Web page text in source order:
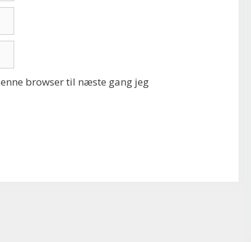
browser til næste gang jeg